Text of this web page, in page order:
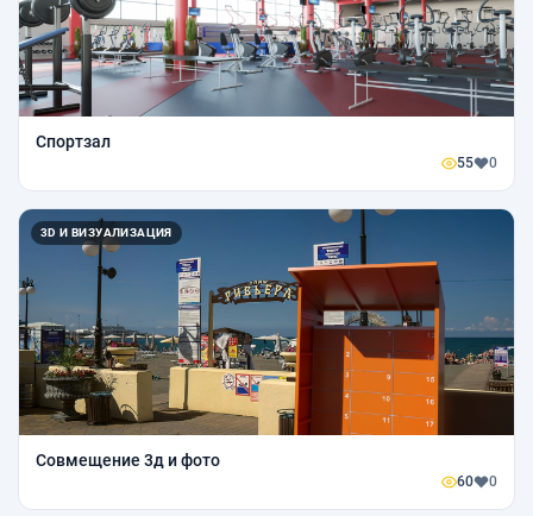
Спортзал
55 0
3D И ВИЗУАЛИЗАЦИЯ
Совмещение 3д и фото
60 0